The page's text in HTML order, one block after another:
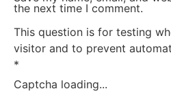
the next time I comment.
This question is for testing
visitor and to prevent
*
Captcha loading...